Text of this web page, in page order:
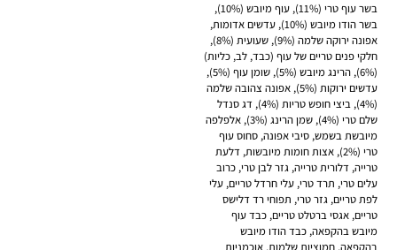
בשר עוף טרי (11%), עוף מיובש (10%),
בשר הודו מיובש (10%), עדשים אדומות,
אפונה ירוקה שלמה (9%), שעועית (8%),
חלקי פנים טריים של עוף (כבד, לב, כליות)
(6%), הרינג מיובש (5%), שומן עוף (5%),
עדשים ירוקות (5%), אפונה צהובה שלמה
(4%), ביצי חופש טריות (4%), דג סנדל
שלם טרי (4%), שמן הרינג (3%), אלפלפה
מיובשת בשמש, סיבי אפונה, סחוס עוף
טרי (2%), אצות חומות מיובשות, דלעת
טרייה, דלורית טרייה, גזר לבן טרי, כרוב
עלים טרי, תרד טרי, עלי חרדל טריים, עלי
לפת טריים, גזר טרי, תפוחי רד דלישס
טריים, אגסי ברטלט טריים, כבד עוף
מיובש בהקפאה, כבד הודו מיובש
בהקפאה, חמוציות שלמות, אוכמניות